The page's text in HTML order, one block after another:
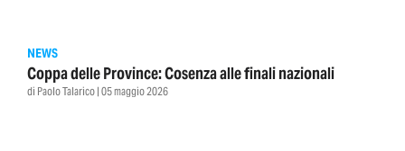
NEWS
Coppa delle Province: Cosenza alle finali nazionali
di Paolo Talarico | 05 maggio 2026